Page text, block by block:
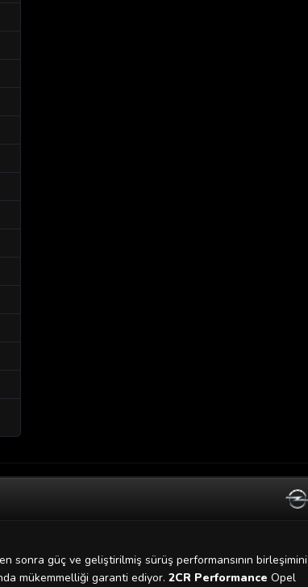
sonra güç ve geliştirilmiş sürüş performansının birleşimini
mükemmelliği garanti ediyor. 2CR Performance Opel